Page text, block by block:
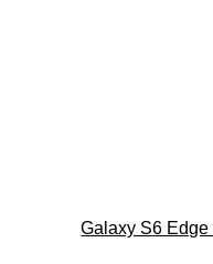
Galaxy S6